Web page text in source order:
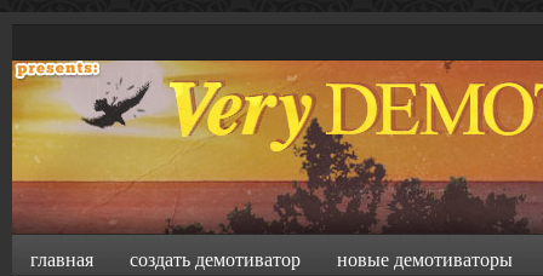
главная создать демотиватор новые демотиваторы